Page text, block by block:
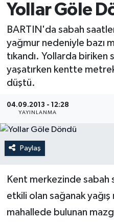
Yollar Göle
BARTIN'da sabah
yağmur nedeniyle bazı
tıkandı. Yollarda biriken
yaşatırken kentte
düştü.
04.09.2013 - 12:28
YAYINLANMA
Paylaş
Kent merkezinde
etkili olan sağanak
mahallede bulunan
Kültür-Sanat
Magazin
Medya
Sağlık
Sinema
Tarım
Son Dakika Haberleri
Haber Arşivi